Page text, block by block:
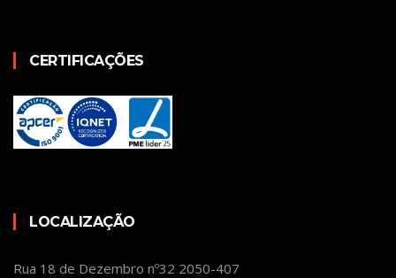
CERTIFICAÇÕES
LOCALIZAÇÃO
Rua 18 de Dezembro nº32 2050-407